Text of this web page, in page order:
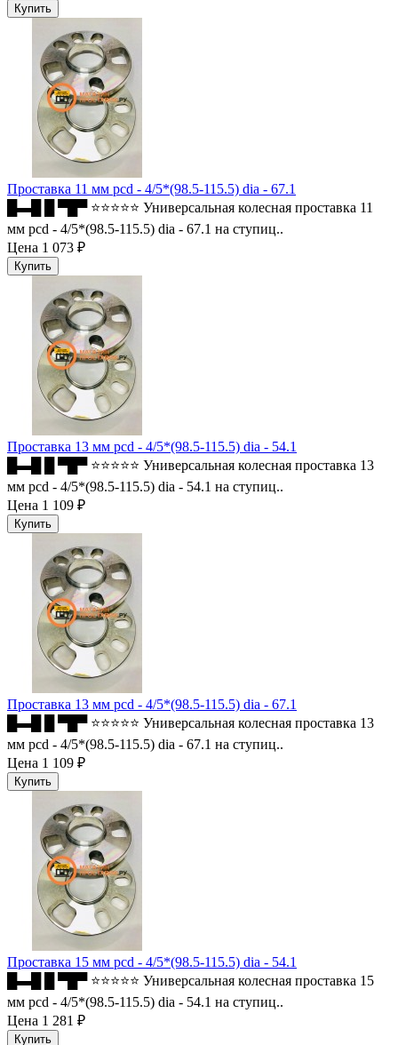
Проставка 11 мм pcd - 4/5*(98.5-115.5) dia - 67.1
█▬█ █ ▀█▀ ⭐⭐⭐⭐⭐ Универсальная колесная проставка 11
мм pcd - 4/5*(98.5-115.5) dia - 67.1 на ступиц..
Цена 1 073 ₽
Проставка 13 мм pcd - 4/5*(98.5-115.5) dia - 54.1
█▬█ █ ▀█▀ ⭐⭐⭐⭐⭐ Универсальная колесная проставка 13
мм pcd - 4/5*(98.5-115.5) dia - 54.1 на ступиц..
Цена 1 109 ₽
Проставка 13 мм pcd - 4/5*(98.5-115.5) dia - 67.1
█▬█ █ ▀█▀ ⭐⭐⭐⭐⭐ Универсальная колесная проставка 13
мм pcd - 4/5*(98.5-115.5) dia - 67.1 на ступиц..
Цена 1 109 ₽
Проставка 15 мм pcd - 4/5*(98.5-115.5) dia - 54.1
█▬█ █ ▀█▀ ⭐⭐⭐⭐⭐ Универсальная колесная проставка 15
мм pcd - 4/5*(98.5-115.5) dia - 54.1 на ступиц..
Цена 1 281 ₽